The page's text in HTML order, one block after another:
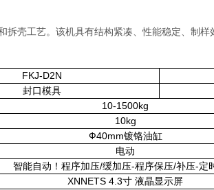
壳工艺。该机具有结构紧凑、性能稳定、制样
FKJ-D2N
封口模具
10-1500kg
10kg
Ф40mm镀铬油缸
电动
智能自动！程序加压/缓加压-程序保压/补压-定
XNNETS 4.3寸 液晶显示屏